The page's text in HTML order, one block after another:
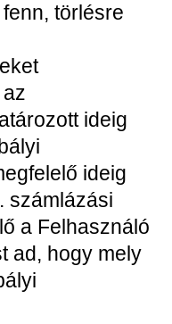
törlésre
ideig
ideig
számlázási
a Felhasználó
ad, hogy mely